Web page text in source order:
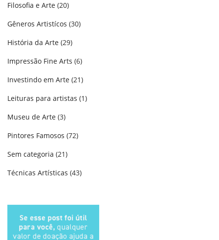
Filosofia e Arte (20)
Gêneros Artistícos (30)
História da Arte (29)
Impressão Fine Arts (6)
Investindo em Arte (21)
Leituras para artistas (1)
Museu de Arte (3)
Pintores Famosos (72)
Sem categoria (21)
Técnicas Artísticas (43)